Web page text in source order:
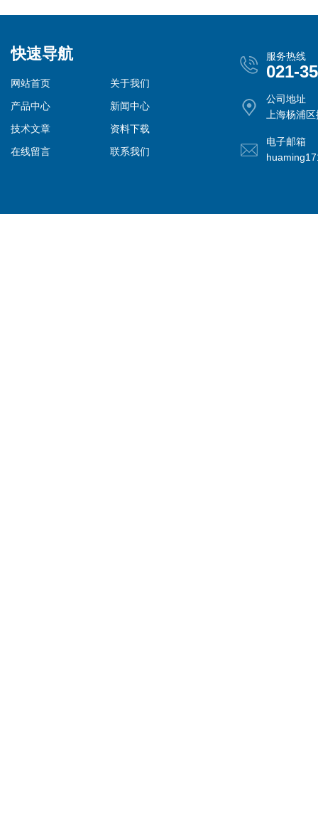
快速导航
网站首页
关于我们
产品中心
新闻中心
技术文章
资料下载
在线留言
联系我们
服务热线
021-
公司地址
上海杨浦
电子邮箱